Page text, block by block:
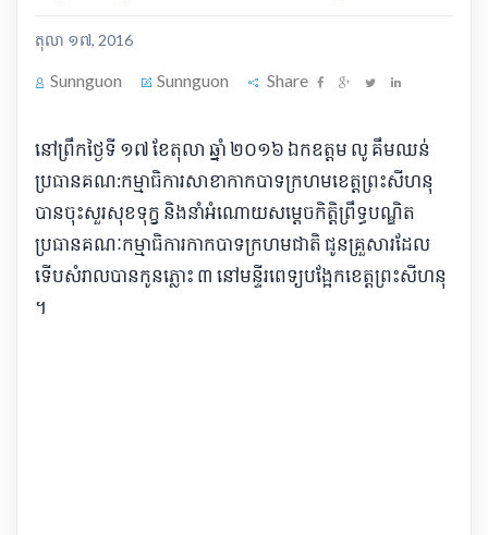
តុលា ១៧, 2016
Sunnguon Sunnguon Share
​នៅ​ព្រឹក​ថ្ងៃទី ១៧ ខែតុលា ឆ្នាំ ២០១៦ ឯកឧត្តម លូ គឹមឈន់
ប្រធាន​គណ​:​កម្មា​ធិ​ការ​សាខា​កាកបាទក្រហម​ខេត្ត​ព្រះសីហនុ
បាន​ចុះ​សួរសុខទុក្ខ និង​នាំ​អំណោយ​សម្តេច​កិត្តិ​ព្រឹទ្ធ​បណ្ឌិត
ប្រធាន​គណៈកម្មាធិការ​កាកបាទក្រហម​ជាតិ ជូន​គ្រួសារ​ដែល​
ទើបសំរាលបាន​កូនភ្លោះ ៣ នៅ​មន្ទី​រ​ពេទ្យ​បង្អែក​ខេត្ត​ព្រះសីហនុ
។​